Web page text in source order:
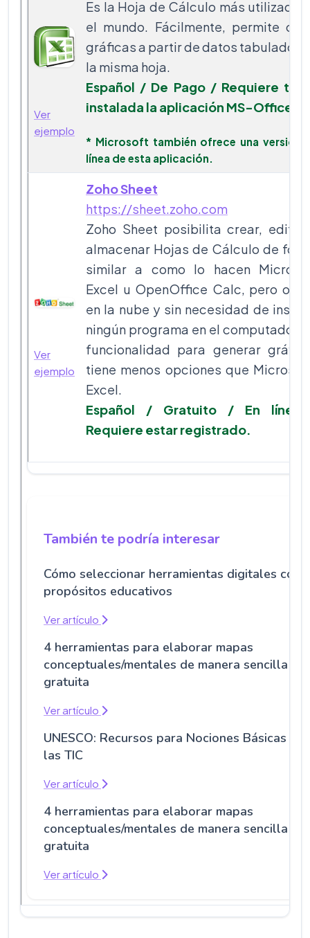
Ver
ejemplo
Es la Hoja de Cálculo más utilizada
el mundo. Fácilmente, permite
gráficas a partir de datos tabulados
la misma hoja.
Español / De Pago / Requiere
instalada la aplicación MS-Office*
* Microsoft también ofrece una versión
línea de esta aplicación.
Ver
ejemplo
Zoho Sheet
https://sheet.zoho.com
Zoho Sheet posibilita crear, editar
almacenar Hojas de Cálculo de
similar a como lo hacen
Excel u OpenOffice Calc, pero
en la nube y sin necesidad de
ningún programa en el computador.
funcionalidad para generar
tiene menos opciones que
Excel.
Español / Gratuito / En
Requiere estar registrado.
También te podría interesar
Cómo seleccionar herramientas digitales con
propósitos educativos
Ver artículo
4 herramientas para elaborar mapas
conceptuales/mentales de manera sencilla y
gratuita
Ver artículo
UNESCO: Recursos para Nociones Básicas de
las TIC
Ver artículo
4 herramientas para elaborar mapas
conceptuales/mentales de manera sencilla y
gratuita
Ver artículo